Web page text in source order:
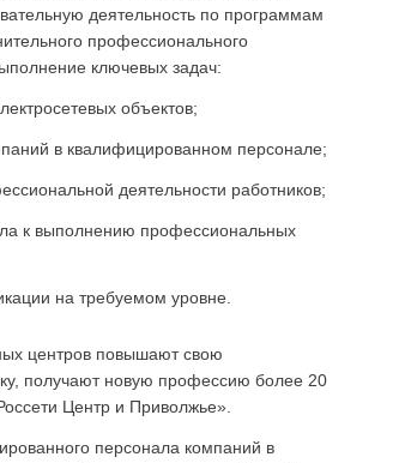
деятельность по программам
профессионального
ключевых задач:
объектов;
в квалифицированном персонале;
деятельности работников;
к выполнению профессиональных
на требуемом уровне.
центров повышают свою
получают новую профессию более 20
Центр и Приволжье».
персонала компаний в